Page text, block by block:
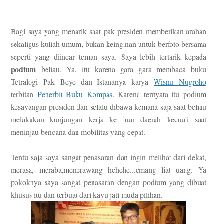
Bagi saya yang menarik saat pak presiden memberikan arahan
sekaligus kuliah umum, bukan keinginan untuk berfoto bersama
seperti yang diincar teman saya. Saya lebih tertarik kepada
podium beliau. Ya, itu karena gara gara membaca buku
Tetralogi Pak Beye dan Istananya karyaWisnu Nugroho
terbitan Penerbit Buku Kompas. Karena ternyata itu podium
kesayangan presiden dan selalu dibawa kemana saja saat beliau
melakukan kunjungan kerja ke luar daerah kecuali saat
meninjau bencana dan mobilitas yang cepat.
Tentu saja saya sangat penasaran dan ingin melihat dari dekat,
merasa, meraba,menerawang hehehe...emang liat uang. Ya
pokoknya saya sangat penasaran dengan podium yang dibuat
khusus itu dan terbuat dari kayu jati muda pilihan.